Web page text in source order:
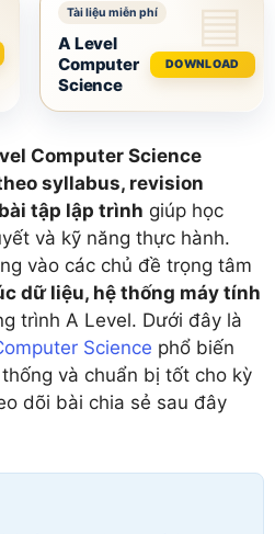
A Level
Computer
Science
DOWNLOAD
Computer Science
syllabus, revision
tập lập trình giúp học
và kỹ năng thực hành.
vào các chủ đề trọng tâm
dữ liệu, hệ thống máy tính
trình A Level. Dưới đây là
Science phổ biến
và chuẩn bị tốt cho kỳ
dõi bài chia sẻ sau đây